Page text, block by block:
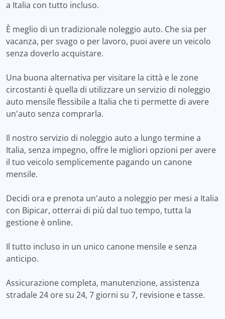
a Italia con tutto incluso.
È meglio di un tradizionale noleggio auto. Che sia per
vacanza, per svago o per lavoro, puoi avere un veicolo
senza doverlo acquistare.
Una buona alternativa per visitare la città e le zone
circostanti è quella di utilizzare un servizio di noleggio
auto mensile flessibile a Italia che ti permette di avere
un'auto senza comprarla.
Il nostro servizio di noleggio auto a lungo termine a
Italia, senza impegno, offre le migliori opzioni per avere
il tuo veicolo semplicemente pagando un canone
mensile.
Decidi ora e prenota un'auto a noleggio per mesi a Italia
con Bipicar, otterrai di più dal tuo tempo, tutta la
gestione è online.
Il tutto incluso in un unico canone mensile e senza
anticipo.
Assicurazione completa, manutenzione, assistenza
stradale 24 ore su 24, 7 giorni su 7, revisione e tasse.